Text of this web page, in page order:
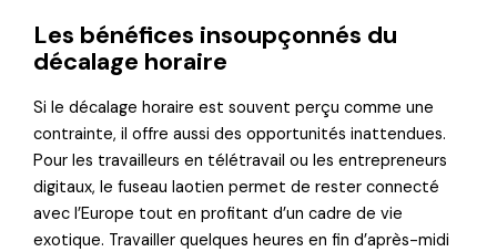
Les bénéfices insoupçonnés du
décalage horaire
Si le décalage horaire est souvent perçu comme une
contrainte, il offre aussi des opportunités inattendues.
Pour les travailleurs en télétravail ou les entrepreneurs
digitaux, le fuseau laotien permet de rester connecté
avec l’Europe tout en profitant d’un cadre de vie
exotique. Travailler quelques heures en fin d’après-midi